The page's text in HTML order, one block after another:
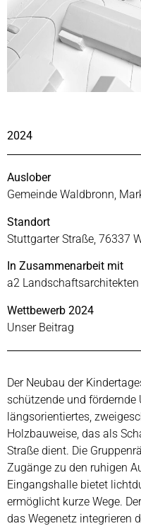
2024
Auslober
Gemeinde Waldbronn,
Standort
Stuttgarter Straße, 76337
In Zusammenarbeit mit
a2 Landschaftsarchitekten
Wettbewerb 2024
Unser Beitrag
Der Neubau der
schützende und fördernde
längsorientiertes,
Holzbauweise, das als
Straße dient. Die
Zugänge zu den ruhigen
Eingangshalle bietet
ermöglicht kurze Wege.
das Wegenetz integrieren